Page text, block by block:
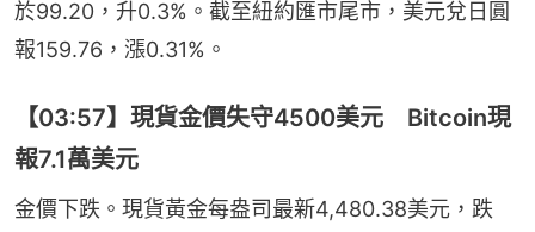
於99.20，升0.3%。截至紐約匯市尾市，美元兌日圓
報159.76，漲0.31%。
【03:57】現貨金價失守4500美元 Bitcoin現
報7.1萬美元
金價下跌。現貨黃金每盎司最新4,480.38美元，跌